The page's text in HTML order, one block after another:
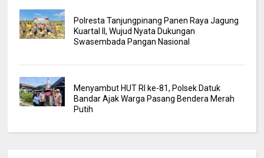
Polresta Tanjungpinang Panen Raya Jagung
Kuartal II, Wujud Nyata Dukungan
Swasembada Pangan Nasional
Menyambut HUT RI ke-81, Polsek Datuk
Bandar Ajak Warga Pasang Bendera Merah
Putih